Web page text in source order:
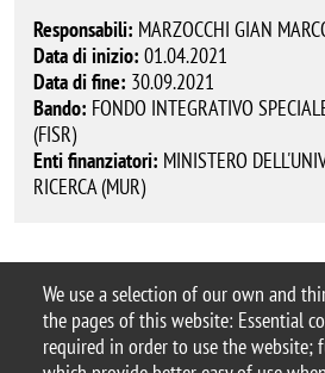
We use a selection of our own and
the pages of this website: Essential
required in order to use the website;
Responsabili: MARZOCCHI GIAN
Data di inizio: 01.04.2021
Data di fine: 30.09.2021
Bando: FONDO INTEGRATIVO
(FISR)
Enti finanziatori: MINISTERO
RICERCA (MUR)
Pagination Previous page
‹ precedente Page 6